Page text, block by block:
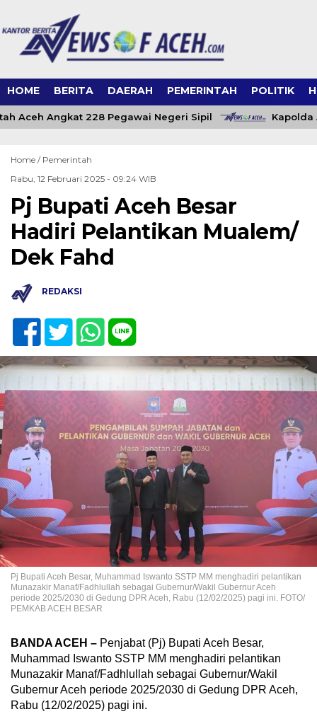
HOME BERITA DAERAH PEMERINTAH POLITIK
Aceh Angkat 228 Pegawai Negeri Sipil Kapolda
Home / Pemerintah
Rabu, 12 Februari 2025 - 09:24 WIB
Pj Bupati Aceh Besar
Hadiri Pelantikan Mualem/
Dek Fahd
REDAKSI
Pj Bupati Aceh Besar, Muhammad Iswanto SSTP MM menghadiri pelantikan
Munazakir Manaf/Fadhlullah sebagai Gubernur/Wakil Gubernur Aceh
periode 2025/2030 di Gedung DPR Aceh, Rabu (12/02/2025) pagi ini. FOTO/
PEMKAB ACEH BESAR
BANDA ACEH – Penjabat (Pj) Bupati Aceh Besar,
Muhammad Iswanto SSTP MM menghadiri pelantikan
Munazakir Manaf/Fadhlullah sebagai Gubernur/Wakil
Gubernur Aceh periode 2025/2030 di Gedung DPR Aceh,
Rabu (12/02/2025) pagi ini.